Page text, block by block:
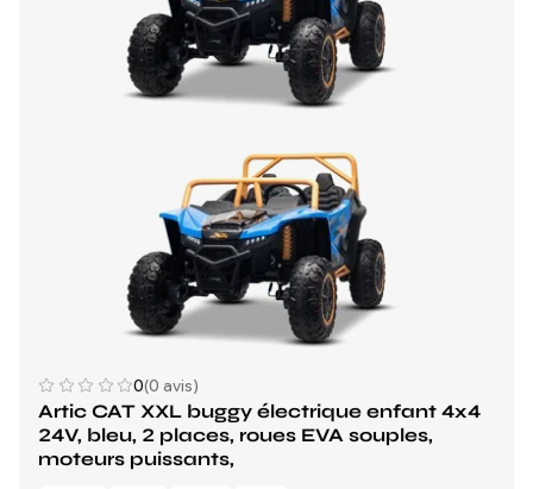
0(0 avis)
Artic CAT XXL buggy électrique enfant 4x4
24V, bleu, 2 places, roues EVA souples,
moteurs puissants,